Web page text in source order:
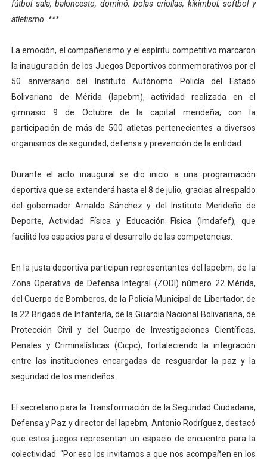
Dictan MasterClass en el marco del Encuentro LAGO
Encuentro estadal fortalece la coordinación de
Gobernador Arnaldo Sánchez apadrina a más de 993
Plan Quirúrgico Regional llega a Pueblo Llano con la
fútbol sala, baloncesto, dominó, bolas criollas, kikimbol, softbol y
atletismo. ***
La emoción, el compañerismo y el espíritu competitivo marcaron
la inauguración de los Juegos Deportivos conmemorativos por el
50 aniversario del Instituto Autónomo Policía del Estado
Bolivariano de Mérida (Iapebm), actividad realizada en el
gimnasio 9 de Octubre de la capital merideña, con la
participación de más de 500 atletas pertenecientes a diversos
organismos de seguridad, defensa y prevención de la entidad.
Durante el acto inaugural se dio inicio a una programación
deportiva que se extenderá hasta el 8 de julio, gracias al respaldo
del gobernador Arnaldo Sánchez y del Instituto Merideño de
Deporte, Actividad Física y Educación Física (Imdafef), que
facilitó los espacios para el desarrollo de las competencias.
En la justa deportiva participan representantes del Iapebm, de la
Zona Operativa de Defensa Integral (ZODI) número 22 Mérida,
del Cuerpo de Bomberos, de la Policía Municipal de Libertador, de
la 22 Brigada de Infantería, de la Guardia Nacional Bolivariana, de
Protección Civil y del Cuerpo de Investigaciones Científicas,
Penales y Criminalísticas (Cicpc), fortaleciendo la integración
entre las instituciones encargadas de resguardar la paz y la
seguridad de los merideños.
El secretario para la Transformación de la Seguridad Ciudadana,
Defensa y Paz y director del Iapebm, Antonio Rodríguez, destacó
que estos juegos representan un espacio de encuentro para la
colectividad. “Por eso los invitamos a que nos acompañen en los